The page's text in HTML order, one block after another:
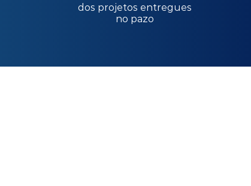
dos projetos entregues
no pazo